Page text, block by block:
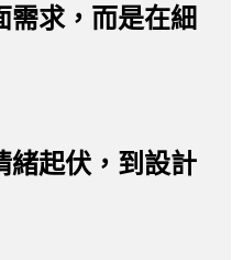
需求，而是在細
緒起伏，到設計